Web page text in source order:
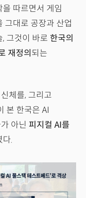
따르면서 게임
그대로 공장과 산업
그것이 바로 한국의
재정의 되는
체를, 그리고
본 한국은 AI
아닌 피지컬 AI를
다.